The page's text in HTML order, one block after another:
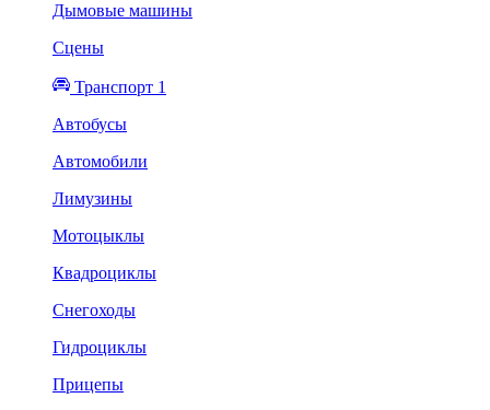
Дымовые машины
Сцены
Транспорт 1
Автобусы
Автомобили
Лимузины
Мотоцыклы
Квадроциклы
Снегоходы
Гидроциклы
Прицепы